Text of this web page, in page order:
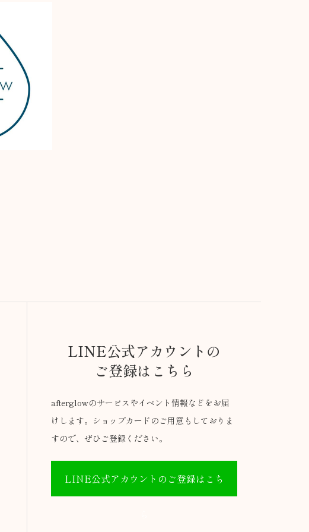
LINE公式アカウントの
ご登録はこちら
afterglowのサービスやイベント情報などをお届
けします。ショップカードのご用意もしておりま
すので、ぜひご登録ください。
LINE公式アカウントのご登録はこち